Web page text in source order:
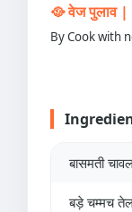
🥘 वेज पुलाव
By Cook with
बासमती
बड़े चम्मच